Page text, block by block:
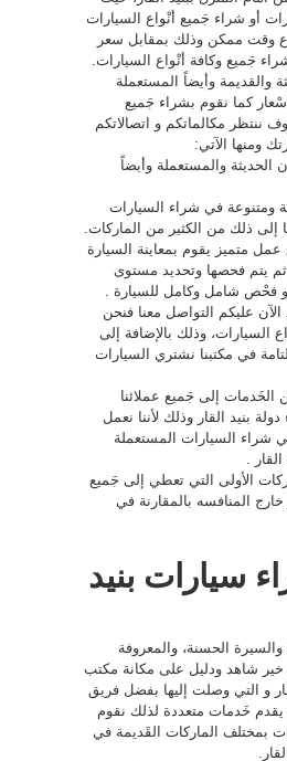
أو شراء جَميع أنْواع السيارات
وقت ممكن وذلك بمقابل سعر
جَميع وكافة أنْواع السيارات.
والقديمة وأيضاً المستعملة
كما نقوم بشراء جَميع
ننتظر مكالماتكم و اتصالاتكم
ومنها الآتي:
والمستعملة وأيضاً
ومتنوعة في شراء السيارات
ذلك من الكثير من الماركات.
متميز يقوم بمعاينة السيارة
يتم فحصها وتحديد مستوى
فحْص شامل وكامل للسيارة .
الآن عليكم التواصل معنا فنحن
السيارات، وذلك بالإضافة إلى
في مكتبنا نشتري السيارات
الخَدمات إلى جَميع عملائنا
بنيد القار وذلك لأننا نعمل
شراء السيارات المستعملة
.
الأولى التي تعطي إلى جَميع
خارج المنافسه بالمقارنة في
سيارات بنيد
والسيرة الحسنة، والمعروفة
خير شاهد ودليل على مكانة مكتب
و التي وصلت إليها بفضل فريق
خَدمات متعددة لذلك نقوم
بمختلف الماركات القَديمة في